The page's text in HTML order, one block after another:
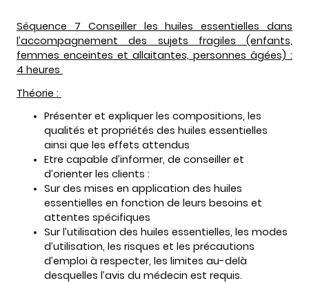
Séquence 7 Conseiller les huiles essentielles dans
l’accompagnement des sujets fragiles (enfants,
femmes enceintes et allaitantes, personnes âgées) :
4 heures
Théorie :
Présenter et expliquer les compositions, les
qualités et propriétés des huiles essentielles
ainsi que les effets attendus
Etre capable d’informer, de conseiller et
d’orienter les clients :
Sur des mises en application des huiles
essentielles en fonction de leurs besoins et
attentes spécifiques
Sur l’utilisation des huiles essentielles, les modes
d’utilisation, les risques et les précautions
d’emploi à respecter, les limites au-delà
desquelles l’avis du médecin est requis.